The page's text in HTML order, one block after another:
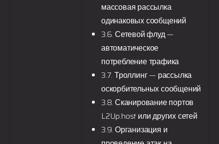
массовая рассылка
одинаковых сообщений
3.6. Сетевой флуд —
автоматическое
потребление трафика
3.7. Троллинг — рассылка
оскорбительных сообщений
3.8. Сканирование портов
L2Up.host или других сетей
3.9. Организация и